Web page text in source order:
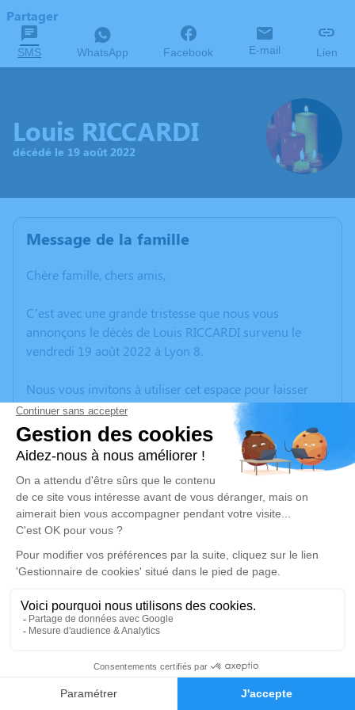
Faire-part Hommages
Partager
SMS WhatsApp Facebook E-mail Lien
Louis RICCARDI
décédé le 19 août 2022
Message de la famille
Chère famille, chers amis,
C’est avec une grande tristesse que nous vous
annonçons le décès de Louis RICCARDI survenu le
vendredi 19 août 2022 à Lyon 8.
Nous vous invitons à utiliser cet espace pour laisser
vos condoléances, partager des photos souvenirs, une
anecdote ou exprimer vos pensées à travers des
poèmes ou des textes. Cet endroit est un lieu
d'expression dédié à honorer la mémoire de Louis
RICCARDI.
Un service de plantation d’arbre hommage est
disponible ici.
Je rends hommage
Cérémonie
31, Rue Lavoisier
38300 Bourgoin Jallieu